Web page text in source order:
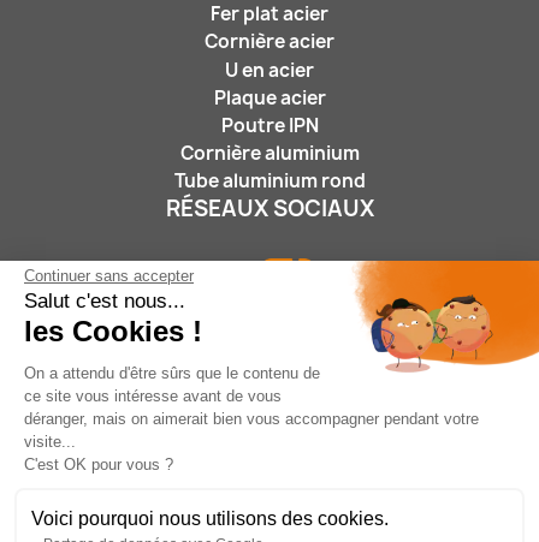
Continuer sans accepter
Salut c'est nous...
les Cookies !
On a attendu d'être sûrs que le contenu de
ce site vous intéresse avant de vous
déranger, mais on aimerait bien vous accompagner pendant votre
visite...
C'est OK pour vous ?
Voici pourquoi nous utilisons des cookies.
Fer plat acier
Cornière acier
U en acier
Plaque acier
Poutre IPN
Cornière aluminium
Tube aluminium rond
RÉSEAUX SOCIAUX
Nous suivre :